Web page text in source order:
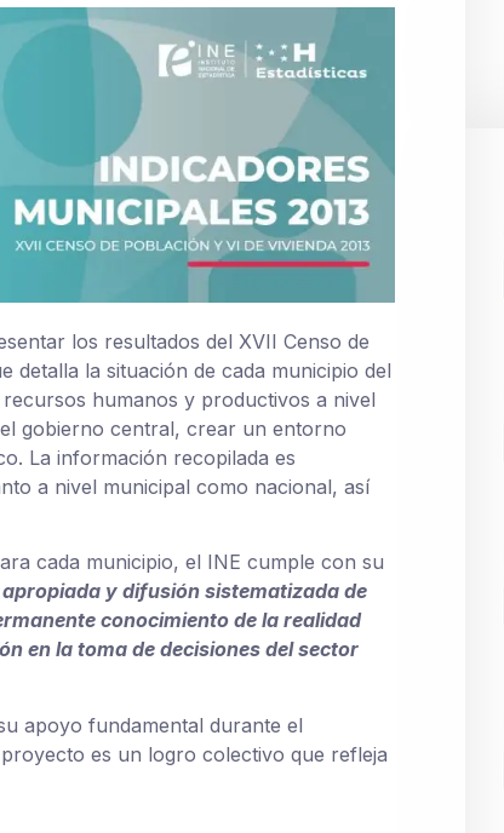
los resultados del XVII Censo de
detalla la situación de cada municipio del
humanos y productivos a nivel
gobierno central, crear un entorno
La información recopilada es
a nivel municipal como nacional, así
cada municipio, el INE cumple con su
y difusión sistematizada de
conocimiento de la realidad
en la toma de decisiones del sector
apoyo fundamental durante el
es un logro colectivo que refleja